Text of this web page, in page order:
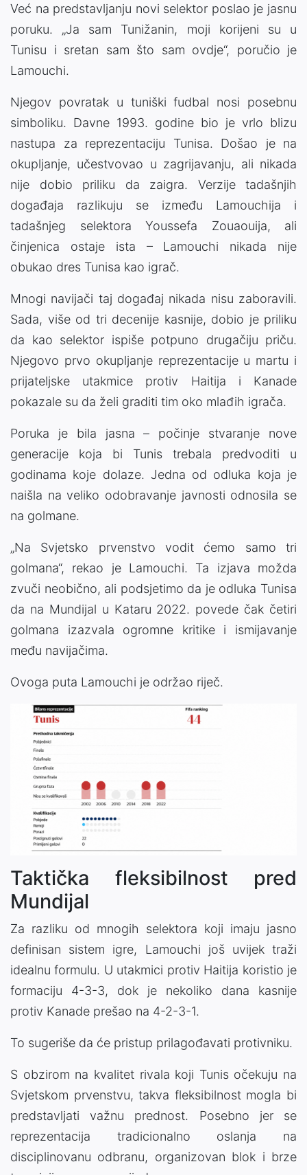
Već na predstavljanju novi selektor poslao je jasnu
poruku. „Ja sam Tunižanin, moji korijeni su u
Tunisu i sretan sam što sam ovdje“, poručio je
Lamouchi.
Njegov povratak u tuniški fudbal nosi posebnu
simboliku. Davne 1993. godine bio je vrlo blizu
nastupa za reprezentaciju Tunisa. Došao je na
okupljanje, učestvovao u zagrijavanju, ali nikada
nije dobio priliku da zaigra. Verzije tadašnjih
događaja razlikuju se između Lamouchija i
tadašnjeg selektora Youssefa Zouaouija, ali
činjenica ostaje ista – Lamouchi nikada nije
obukao dres Tunisa kao igrač.
Mnogi navijači taj događaj nikada nisu zaboravili.
Sada, više od tri decenije kasnije, dobio je priliku
da kao selektor ispiše potpuno drugačiju priču.
Njegovo prvo okupljanje reprezentacije u martu i
prijateljske utakmice protiv Haitija i Kanade
pokazale su da želi graditi tim oko mlađih igrača.
Poruka je bila jasna – počinje stvaranje nove
generacije koja bi Tunis trebala predvoditi u
godinama koje dolaze. Jedna od odluka koja je
naišla na veliko odobravanje javnosti odnosila se
na golmane.
„Na Svjetsko prvenstvo vodit ćemo samo tri
golmana“, rekao je Lamouchi. Ta izjava možda
zvuči neobično, ali podsjetimo da je odluka Tunisa
da na Mundijal u Kataru 2022. povede čak četiri
golmana izazvala ogromne kritike i ismijavanje
među navijačima.
Ovoga puta Lamouchi je održao riječ.
Taktička fleksibilnost pred
Mundijal
Za razliku od mnogih selektora koji imaju jasno
definisan sistem igre, Lamouchi još uvijek traži
idealnu formulu. U utakmici protiv Haitija koristio je
formaciju 4-3-3, dok je nekoliko dana kasnije
protiv Kanade prešao na 4-2-3-1.
To sugeriše da će pristup prilagođavati protivniku.
S obzirom na kvalitet rivala koji Tunis očekuju na
Svjetskom prvenstvu, takva fleksibilnost mogla bi
predstavljati važnu prednost. Posebno jer se
reprezentacija tradicionalno oslanja na
disciplinovanu odbranu, organizovan blok i brze